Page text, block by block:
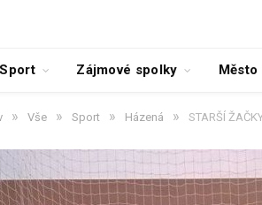
Sport Zájmové spolky
» Vše » Sport » Házená » STARŠÍ